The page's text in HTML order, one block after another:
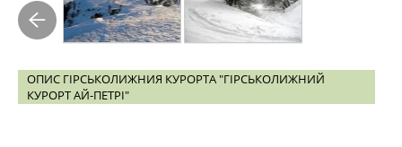
ОПИС ГІРСЬКОЛИЖНИЯ КУРОРТА "ГІРСЬКОЛИЖНИЙ
КУРОРТ АЙ-ПЕТРІ"